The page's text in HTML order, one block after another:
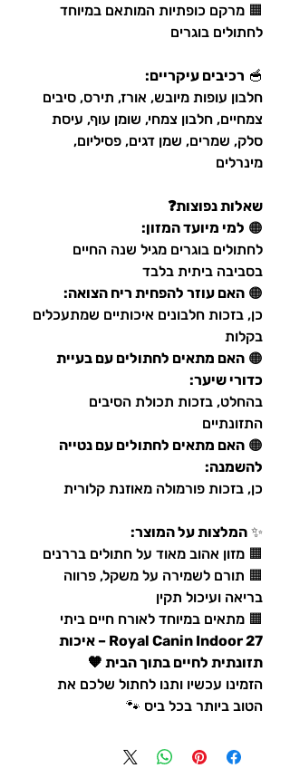
🟧 מרקם כופתיות המותאם במיוחד
לחתולים בוגרים
🥣 רכיבים עיקריים:
חלבון עופות מיובש, אורז, תירס, סיבים
צמחיים, חלבון צמחי, שומן עוף, עיסת
סלק, שמרים, שמן דגים, פסיליום,
מינרלים
שאלות נפוצות❓
🟠 למי מיועד המזון:
לחתולים בוגרים מגיל שנה החיים
בסביבה ביתית בלבד
🟠 האם עוזר להפחית ריח הצואה:
כן, בזכות חלבונים איכותיים שמתעכלים
בקלות
🟠 האם מתאים לחתולים עם בעיית
כדורי שיער:
בהחלט, בזכות תכולת הסיבים
התזונתיים
🟠 האם מתאים לחתולים עם נטייה
להשמנה:
כן, בזכות פורמולה מאוזנת קלורית
✨ המלצות על המוצר:
🟧 מזון אהוב מאוד על חתולים בררנים
🟧 תורם לשמירה על משקל, פרווה
בריאה ועיכול תקין
🟧 מתאים במיוחד לאורח חיים ביתי
Royal Canin Indoor 27 – איכות
תזונתית לחיים בתוך הבית 🧡
הזמינו עכשיו ותנו לחתול שלכם את
הטוב ביותר בכל ביס 🐾